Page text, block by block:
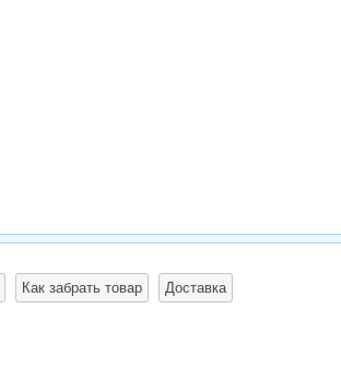
Как забрать товар Доставка